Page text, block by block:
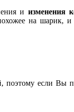
и изменения
на шарик,
если Вы